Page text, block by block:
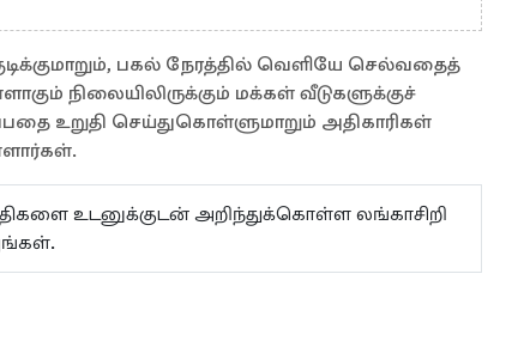
பகல் நேரத்தில் வெளியே செல்வதைத்
நிலையிலிருக்கும் மக்கள் வீடுகளுக்குச்
உறுதி செய்துகொள்ளுமாறும் அதிகாரிகள்
உடனுக்குடன் அறிந்துக்கொள்ள லங்காசிறி